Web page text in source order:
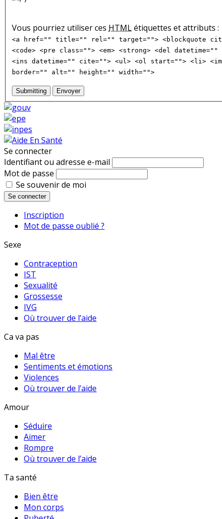
Vous pourriez utiliser ces HTMLétiquettes et attributs :
<a href="" title="" rel="" target=""> <blockquote
<code> <pre class=""> <em> <strong> <del
<ins datetime="" cite=""> <ul> <ol start=""> <li>
border="" alt="" height="" width="">
Submitting Envoyer
Se connecter
Identifiant ou adresse e-mail
Mot de passe
Se souvenir de moi
Se connecter
Inscription
Mot de passe oublié ?
Sexe
Contraception
IST
Sexualité
Grossesse
IVG
Où trouver de l’aide
Ca va pas
Mal être
Sentiments et émotions
Violences
Où trouver de l’aide
Amour
Séduire
Aimer
Rompre
Où trouver de l’aide
Ta santé
Bien être
Mon corps